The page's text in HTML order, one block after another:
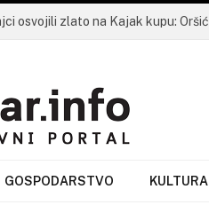
GOSPODARSTVO KULTURA